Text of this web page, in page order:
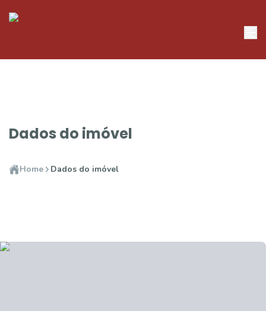
Dados do imóvel
Home Dados do imóvel